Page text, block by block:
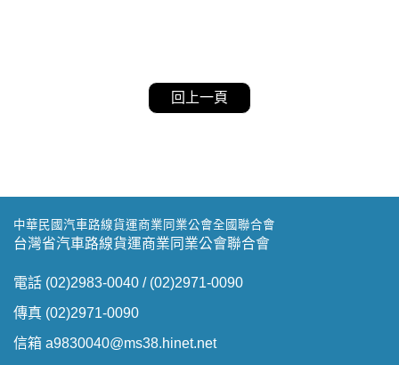
回上一頁
中華民國汽車路線貨運商業同業公會全國聯合會
台灣省汽車路線貨運商業同業公會聯合會
電話 (02)2983-0040 / (02)2971-0090
傳真 (02)2971-0090
信箱 a9830040@ms38.hinet.net